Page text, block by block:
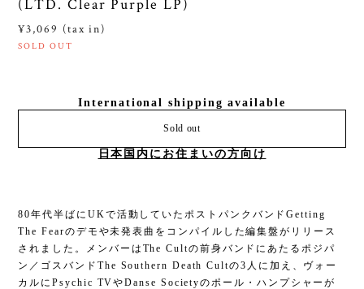
(LTD. Clear Purple LP)
¥3,069 (tax in)
SOLD OUT
International shipping available
Sold out
日本国内にお住まいの方向け
80年代半ばにUKで活動していたポストパンクバンドGetting
The Fearのデモや未発表曲をコンパイルした編集盤がリリース
されました。メンバーはThe Cultの前身バンドにあたるポジパ
ン／ゴスバンドThe Southern Death Cultの3人に加え、ヴォー
カルにPsychic TVやDanse Societyのポール・ハンプシャーが